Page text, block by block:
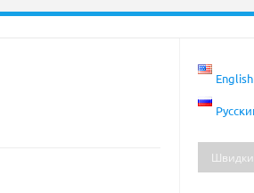
English